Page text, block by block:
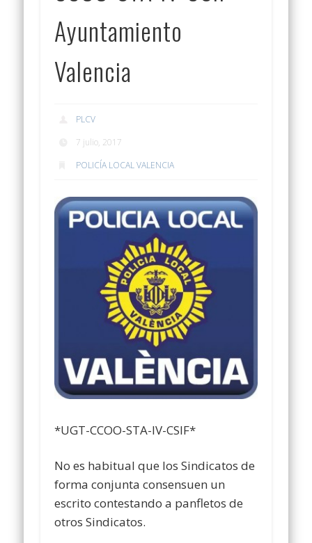
Ayuntamiento
Valencia
PLCV
7 julio, 2017
POLICÍA LOCAL VALENCIA
*UGT-CCOO-STA-IV-CSIF*
No es habitual que los Sindicatos de
forma conjunta consensuen un
escrito contestando a panfletos de
otros Sindicatos.